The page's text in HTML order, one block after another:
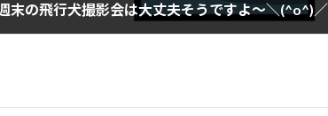
末の飛行犬撮影会は大丈夫そうですよ～＼(^o^)／